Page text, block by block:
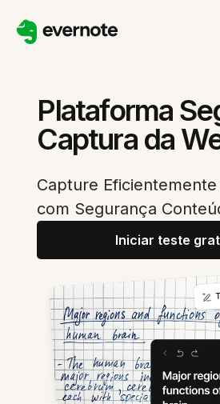
Plataforma
Captura da
Capture
com Segurança
Iniciar teste